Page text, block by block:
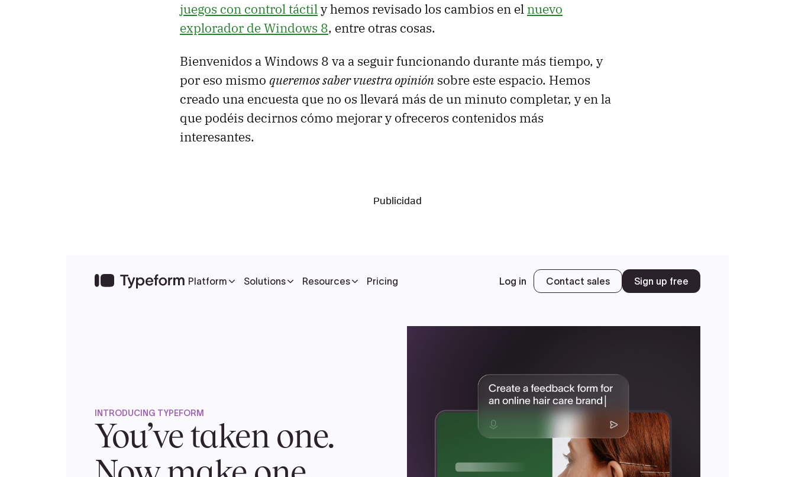
juegos con control táctily hemos revisado los cambios en el nuevo
explorador de Windows 8, entre otras cosas.
Bienvenidos a Windows 8 va a seguir funcionando durante más tiempo, y
por eso mismo queremos saber vuestra opinión sobre este espacio. Hemos
creado una encuesta que no os llevará más de un minuto completar, y en la
que podéis decirnos cómo mejorar y ofreceros contenidos más
interesantes.